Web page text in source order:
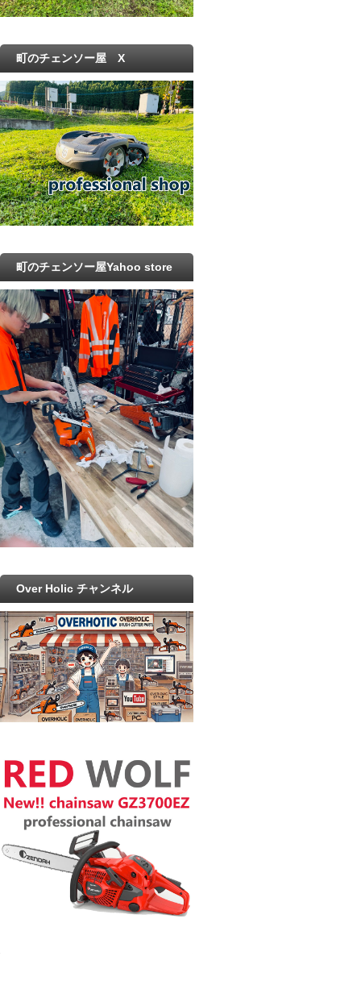
町のチェンソー屋 X
町のチェンソー屋Yahoo store
Over Holic チャンネル